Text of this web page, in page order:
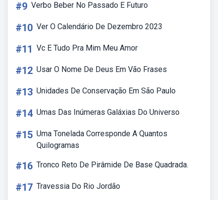
#9 Verbo Beber No Passado E Futuro
#10 Ver O Calendário De Dezembro 2023
#11 Vc E Tudo Pra Mim Meu Amor
#12 Usar O Nome De Deus Em Vão Frases
#13 Unidades De Conservação Em São Paulo
#14 Umas Das Inúmeras Galáxias Do Universo
#15 Uma Tonelada Corresponde A Quantos
Quilogramas
#16 Tronco Reto De Pirâmide De Base Quadrada.
#17 Travessia Do Rio Jordão